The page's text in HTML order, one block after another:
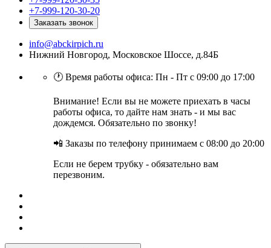
+7-999-120-30-20
Заказать звонок
info@abckirpich.ru
Нижний Новгород, Московское Шоссе, д.84Б
🕐 Время работы офиса: Пн - Пт с 09:00 до 17:00
Внимание! Если вы не можете приехать в часы
работы офиса, то дайте нам знать - и мы вас
дождемся. Обязательно по звонку!
📲 Заказы по телефону принимаем с 08:00 до 20:00
Если не берем трубку - обязательно вам
перезвоним.